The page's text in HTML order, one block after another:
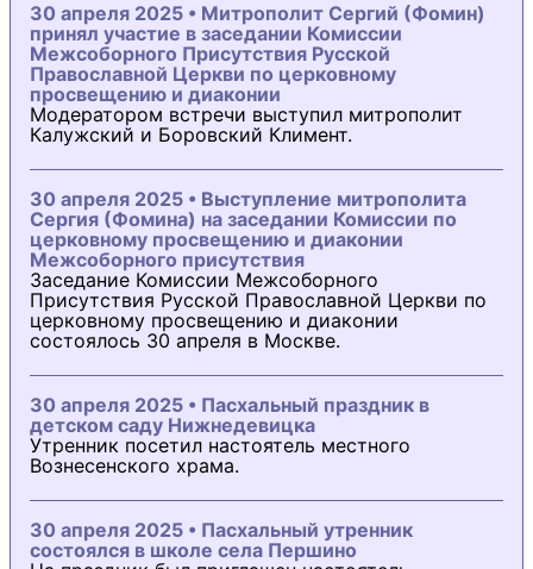
30 апреля 2025 • Митрополит Сергий (Фомин)
принял участие в заседании Комиссии
Межсоборного Присутствия Русской
Православной Церкви по церковному
просвещению и диаконии
Модератором встречи выступил митрополит
Калужский и Боровский Климент.
30 апреля 2025 • Выступление митрополита
Сергия (Фомина) на заседании Комиссии по
церковному просвещению и диаконии
Межсоборного присутствия
Заседание Комиссии Межсоборного
Присутствия Русской Православной Церкви по
церковному просвещению и диаконии
состоялось 30 апреля в Москве.
30 апреля 2025 • Пасхальный праздник в
детском саду Нижнедевицка
Утренник посетил настоятель местного
Вознесенского храма.
30 апреля 2025 • Пасхальный утренник
состоялся в школе села Першино